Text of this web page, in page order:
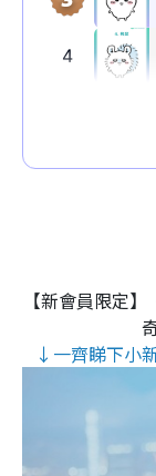
【新會員限定
↓一齊睇下小